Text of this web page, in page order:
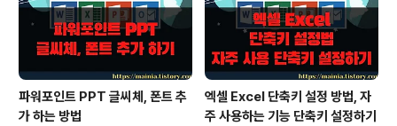
파워포인트 PPT 글씨체, 폰트 추
가 하는 방법
엑셀 Excel 단축키 설정 방법, 자
주 사용하는 기능 단축키 설정하기